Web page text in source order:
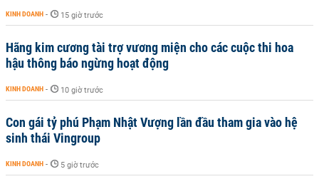
KINH DOANH - 15 giờ trước
Hãng kim cương tài trợ vương miện cho các cuộc thi hoa
hậu thông báo ngừng hoạt động
KINH DOANH - 10 giờ trước
Con gái tỷ phú Phạm Nhật Vượng lần đầu tham gia vào hệ
sinh thái Vingroup
KINH DOANH - 5 giờ trước